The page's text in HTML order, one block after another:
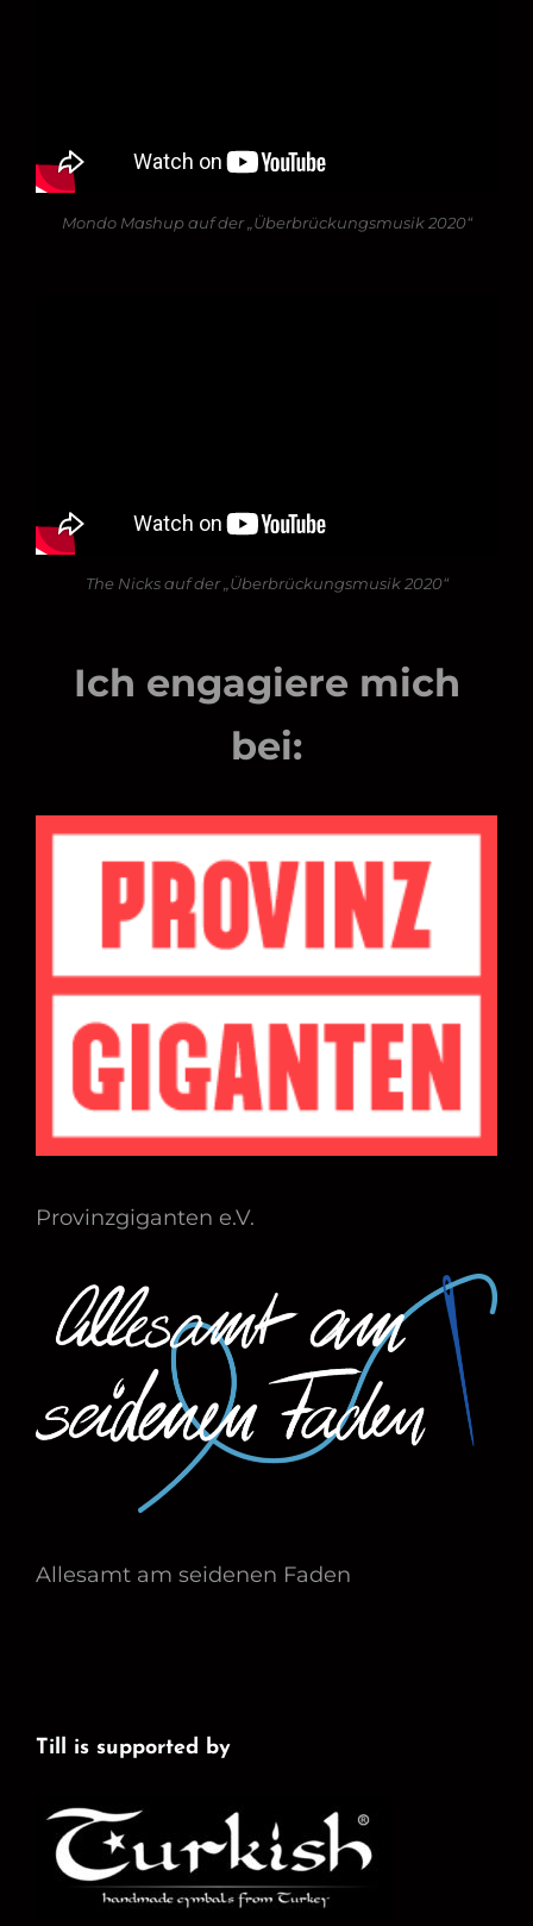
Mondo Mashup auf der „Überbrückungsmusik 2020“
The Nicks auf der „Überbrückungsmusik 2020“
Ich engagiere mich
bei:
Provinzgiganten e.V.
Allesamt am seidenen Faden
Till is supported by